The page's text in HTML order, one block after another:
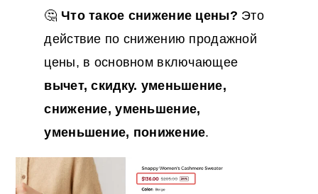
🤔 Что такое снижение цены? Это
действие по снижению продажной
цены, в основном включающее
вычет, скидку. уменьшение,
снижение, уменьшение,
уменьшение, понижение.